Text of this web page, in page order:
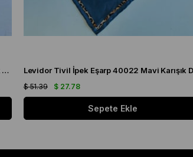
Levidor Tivil İpek Eşarp 40012 Beyaz Karışık Desen
$ 27.78
$ 51.39
Sepete Ekle